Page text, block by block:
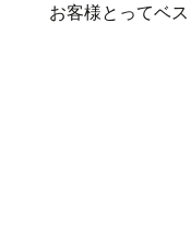
お客様とってベ